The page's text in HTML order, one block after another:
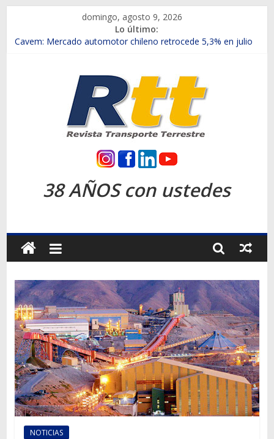
contenido
domingo, agosto 9, 2026
Lo último:
Chile es el primer mercado internacional en lanzar la nueva
Salfa suma vehículos electrificados de Chevrolet en el Biobío
Samex amplía su red con nuevas sucursales en Rancagua y
SINOTRUK Pick-ups presentó la recién estrenada Bolden en
la Expo Compras Públicas 2026
Revista
Transporte
Terrestre
Autos,
camiones,
motos,
información
del
mundo
del
transporte
38 AÑOS con ustedes
NOTICIAS